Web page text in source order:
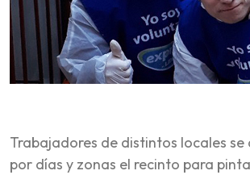
Trabajadores de distintos locales se
por días y zonas el recinto para